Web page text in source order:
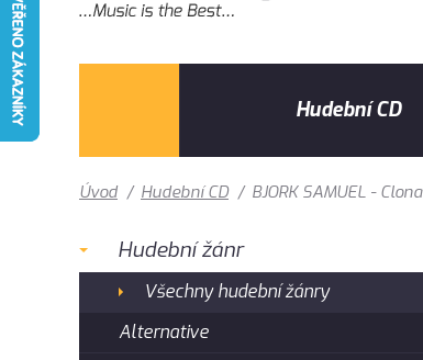
Hudební CD
Úvod / Hudební CD / BJORK SAMUEL - Clona
Hudební žánr
Všechny hudební žánry
Alternative